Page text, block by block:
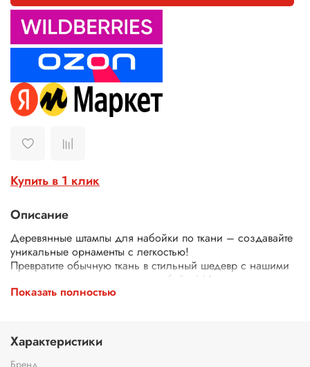
Купить в 1 клик
Описание
Деревянные штампы для набойки по ткани – создавайте
уникальные орнаменты с легкостью!
Превратите обычную ткань в стильный шедевр с нашими
деревянными штампами для набойки! Идеально
подходят для декора одежды, текстиля, сумок, скатертей
Экологичные – изготовлены из дерева.
Четкий оттиск – резные узоры и орнаменты гарантируют
аккуратный и красивый рисунок.
Показать полностью
Характеристики
Бренд